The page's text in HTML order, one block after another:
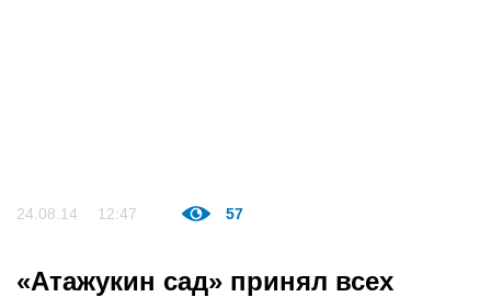
24.08.14 12:47 57
«Атажукин сад» принял всех